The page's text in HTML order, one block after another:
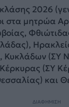
2026
στα μητρώα
(ΣΥ
Κέρκυρας (ΣΥ
και
ΔΙΑΦΗΜΙΣΗ